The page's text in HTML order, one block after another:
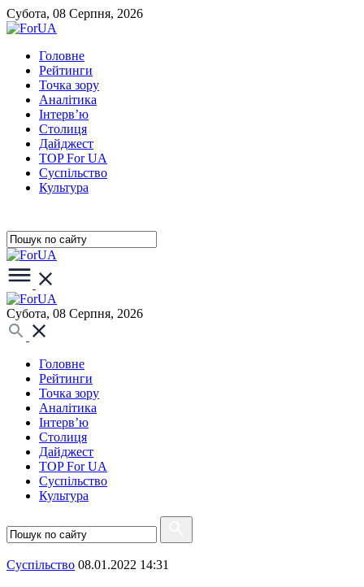
Субота, 08 Серпня, 2026
Головне
Рейтинги
Точка зору
Аналітика
Інтерв’ю
Столиця
Дайджест
TOP For UA
Суспiльство
Культура
Субота, 08 Серпня, 2026
Головне
Рейтинги
Точка зору
Аналітика
Інтерв’ю
Столиця
Дайджест
TOP For UA
Суспiльство
Культура
Суспiльство 08.01.2022 14:31